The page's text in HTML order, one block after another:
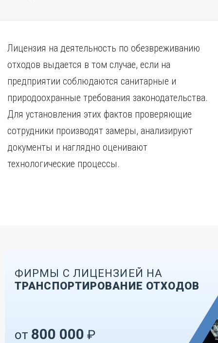
Лицензия на деятельность по обезвреживанию
отходов выдается в том случае, если на
предприятии соблюдаются санитарные и
природоохранные требования законодательства.
Для установления этих фактов проверяющие
сотрудники производят замеры, анализируют
документы и наглядно оценивают
технологические процессы.
ФИРМЫ С ЛИЦЕНЗИЕЙ НА
ТРАНСПОРТИРОВАНИЕ ОТХОДОВ
от 800 000 ₽